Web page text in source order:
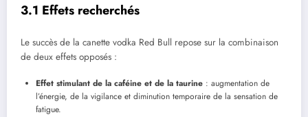
3.1 Effets recherchés
Le succès de la canette vodka Red Bull repose sur la combinaison
de deux effets opposés :
Effet stimulant de la caféine et de la taurine : augmentation de
l’énergie, de la vigilance et diminution temporaire de la sensation de
fatigue.